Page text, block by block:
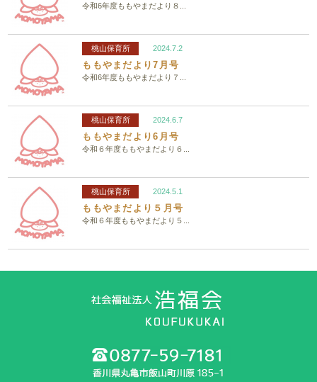
令和6年度ももやまだより８...
桃山保育所 2024.7.2
ももやまだより7月号
令和6年度ももやまだより７...
桃山保育所 2024.6.7
ももやまだより6月号
令和６年度ももやまだより６...
桃山保育所 2024.5.1
ももやまだより５月号
令和６年度ももやまだより５...